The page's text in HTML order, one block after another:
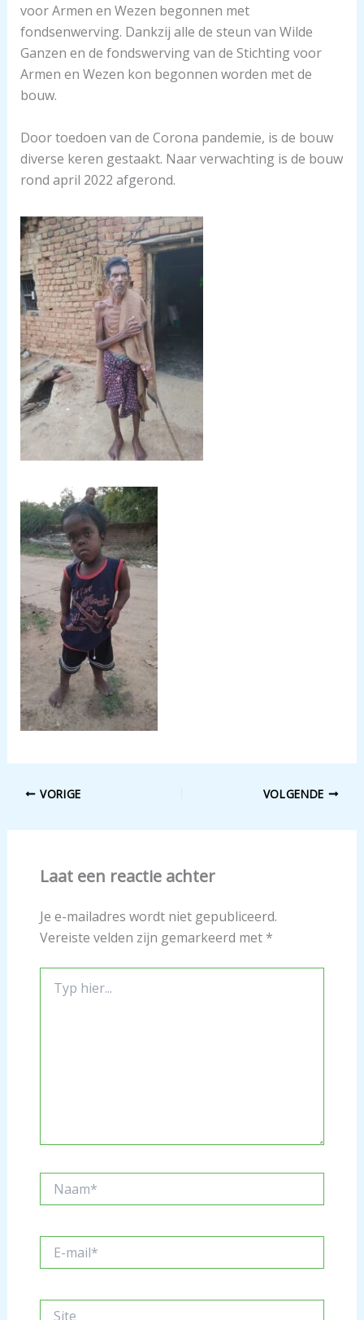
voor Armen en Wezen begonnen met
fondsenwerving. Dankzij alle de steun van Wilde
Ganzen en de fondswerving van de Stichting voor
Armen en Wezen kon begonnen worden met de
bouw.
Door toedoen van de Corona pandemie, is de bouw
diverse keren gestaakt. Naar verwachting is de bouw
rond april 2022 afgerond.
VORIGE VOLGENDE
Laat een reactie achter
Je e-mailadres wordt niet gepubliceerd.
Vereiste velden zijn gemarkeerd met *
hier...
mail*